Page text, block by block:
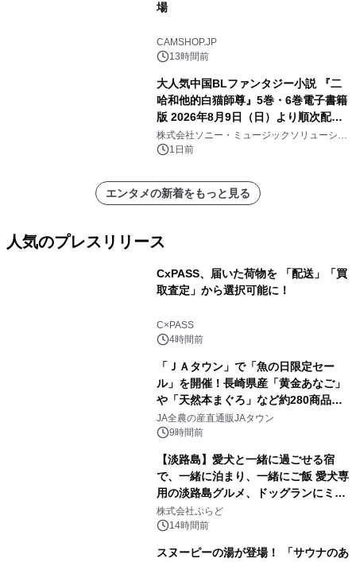
場
CAMSHOP.JP
13時間前
大人気中国BLファンタジー小説 『二
哈和他的白猫師尊』5巻・6巻電子書籍
版 2026年8月9日（日）より順次配信
開始
株式会社ソニー・ミュージックソリューショ
ンズ1日前
エンタメの新着をもっと見る
人気のプレスリリース
CxPASS、届いた荷物を 「配送」「買
取査定」から選択可能に！
C×PASS
4時間前
「ＪＡタウン」で「魚の日限定セー
ル」を開催！長崎県産「黄金あなご」
や「天然本まぐろ」など約280商品を
販売！～毎月１０日の定例企画～
JA全農の産直通販JAタウン
9時間前
【淡路島】愛犬と一緒に過ごせる宿
で、一緒に泊まり、一緒にご飯 愛犬専
用の淡路島グルメ、ドッグランにミニ
プール グランピングとトレーラーハウ
スの2施設で
株式会社ぷらど
14時間前
スヌーピーの湯が登場！ 「サウナのあ